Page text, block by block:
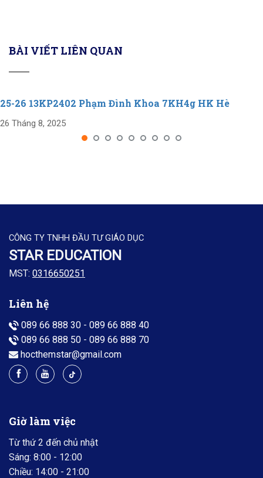
BÀI VIẾT LIÊN QUAN
25-26 13KP2402 Phạm Đình Khoa 7KH4g HK Hè
26 Tháng 8, 2025
CÔNG TY TNHH ĐẦU TƯ GIÁO DỤC
STAR EDUCATION
MST: 0316650251
Liên hệ
089 66 888 30 - 089 66 888 40
089 66 888 50 - 089 66 888 70
hocthemstar@gmail.com
Giờ làm việc
Từ thứ 2 đến chủ nhật
Sáng: 8:00 - 12:00
Chiều: 14:00 - 21:00